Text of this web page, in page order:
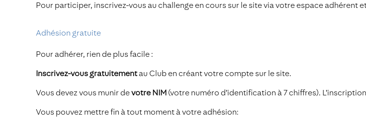
Pour participer, inscrivez-vous au challenge en cours sur le site via votre espace adhérent
Adhésion gratuite
Pour adhérer, rien de plus facile :
Inscrivez-vous gratuitement au Club en créant votre compte sur le site.
Vous devez vous munir devotre NIM (votre numéro d’identification à 7 chiffres).
Vous pouvez mettre fin à tout moment à votre adhésion: